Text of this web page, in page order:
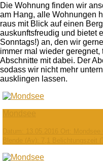
Die Wohnung finden wir
am Hang, alle Wohnungen
raus mit Blick auf einen
auskunftsfreudig und bietet
Sonntags!) an, den wir
immer mal wieder
Abschnitte mit dabei. Der
sodass wir nicht mehr
ausklingen lassen.